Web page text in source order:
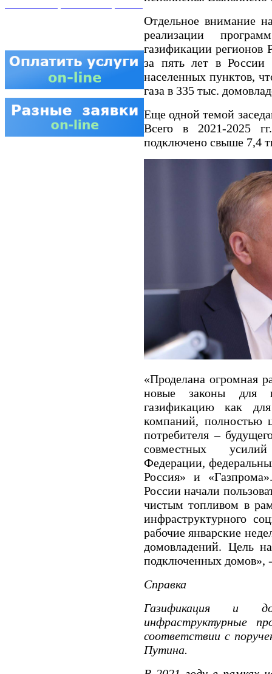
Отдельное внимание
реализации
газификации регионов
за пять лет в России
населенных пунктов,
газа в 335 тыс.
Еще одной темой
Всего в 2021-2025
подключено свыше 7,4
«Проделана огромная
новые законы для
газификацию как
компаний, полностью
потребителя –
совместных
Федерации,
Россия» и
России начали
чистым топливом в
инфраструктурного
рабочие январские
домовладений. Цель
подключенных домов»,
Справка
Газификация и
инфраструктурные
соответствии с
Путина.